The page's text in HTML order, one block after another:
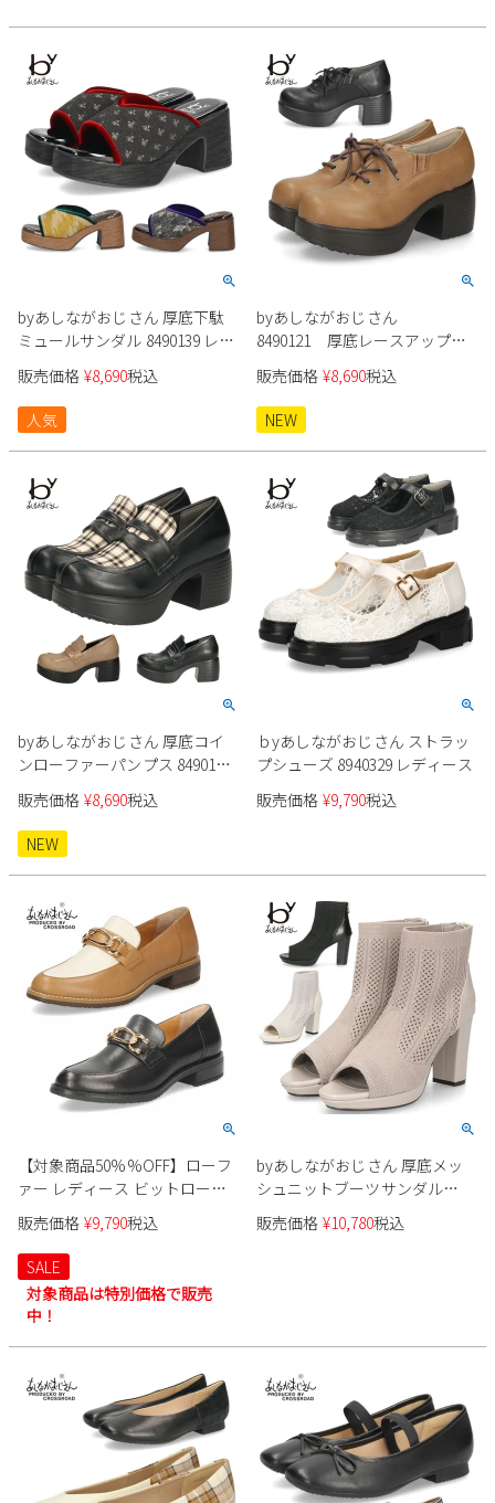
byあしながおじさん 厚底下駄
ミュールサンダル 8490139 レデ
ィース
販売価格 ¥8,690税込
人気
byあしながおじさん
8490121 厚底レースアップシ
ューズ レディース
販売価格 ¥8,690税込
NEW
byあしながおじさん 厚底コイ
ンローファーパンプス 8490119
レディース
販売価格 ¥8,690税込
NEW
ｂyあしながおじさん ストラッ
プシューズ 8940329 レディース
販売価格 ¥9,790税込
【対象商品50%%OFF】ローフ
ァー レディース ビットローフ
ァー 本革 ローヒール あしなが
おじさん 2410173 黒 ブラック
ベージュコンビ 金具 防滑ソー
ル 靴
販売価格 ¥9,790税込
SALE
対象商品は特別価格で販売
中！
byあしながおじさん 厚底メッ
シュニットブーツサンダル
890891
販売価格 ¥10,780税込